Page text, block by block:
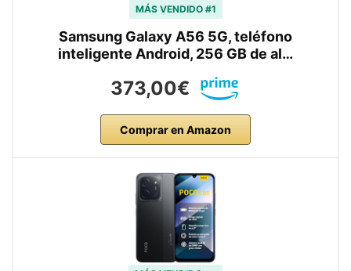
MÁS VENDIDO #1
Samsung Galaxy A56 5G, teléfono
inteligente Android, 256 GB de al…
373,00€
Comprar en Amazon